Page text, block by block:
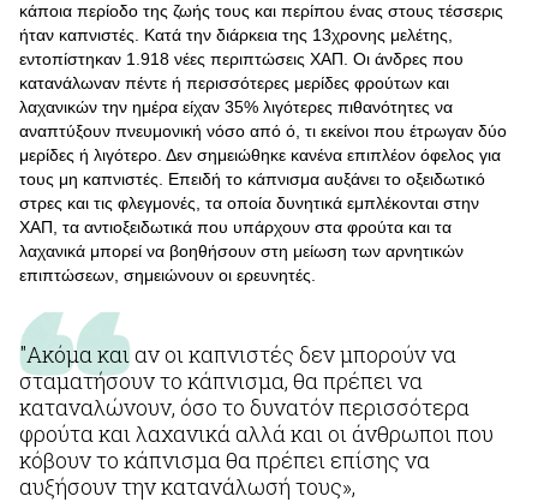
κάποια περίοδο της ζωής τους και περίπου ένας στους τέσσερις
ήταν καπνιστές. Κατά την διάρκεια της 13χρονης μελέτης,
εντοπίστηκαν 1.918 νέες περιπτώσεις ΧΑΠ. Οι άνδρες που
κατανάλωναν πέντε ή περισσότερες μερίδες φρούτων και
λαχανικών την ημέρα είχαν 35% λιγότερες πιθανότητες να
αναπτύξουν πνευμονική νόσο από ό, τι εκείνοι που έτρωγαν δύο
μερίδες ή λιγότερο. Δεν σημειώθηκε κανένα επιπλέον όφελος για
τους μη καπνιστές. Επειδή το κάπνισμα αυξάνει το οξειδωτικό
στρες και τις φλεγμονές, τα οποία δυνητικά εμπλέκονται στην
ΧΑΠ, τα αντιοξειδωτικά που υπάρχουν στα φρούτα και τα
λαχανικά μπορεί να βοηθήσουν στη μείωση των αρνητικών
επιπτώσεων, σημειώνουν οι ερευνητές.
"Ακόμα και αν οι καπνιστές δεν μπορούν να
σταματήσουν το κάπνισμα, θα πρέπει να
καταναλώνουν, όσο το δυνατόν περισσότερα
φρούτα και λαχανικά αλλά και οι άνθρωποι που
κόβουν το κάπνισμα θα πρέπει επίσης να
αυξήσουν την κατανάλωσή τους»,